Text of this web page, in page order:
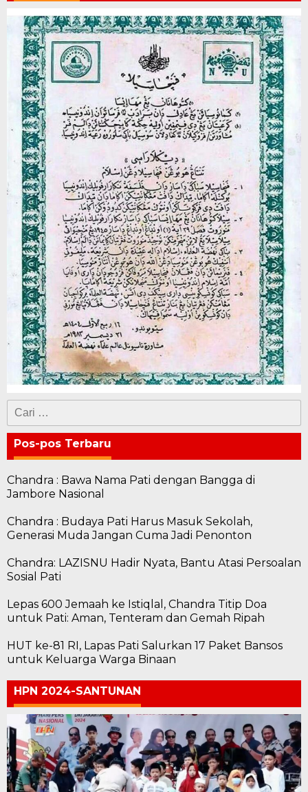
Cari
untuk:
Pos-pos Terbaru
Chandra : Bawa Nama Pati dengan Bangga di
Jambore Nasional
Chandra : Budaya Pati Harus Masuk Sekolah,
Generasi Muda Jangan Cuma Jadi Penonton
Chandra: LAZISNU Hadir Nyata, Bantu Atasi Persoalan
Sosial Pati
Lepas 600 Jemaah ke Istiqlal, Chandra Titip Doa
untuk Pati: Aman, Tenteram dan Gemah Ripah
HUT ke-81 RI, Lapas Pati Salurkan 17 Paket Bansos
untuk Keluarga Warga Binaan
HPN 2024-SANTUNAN